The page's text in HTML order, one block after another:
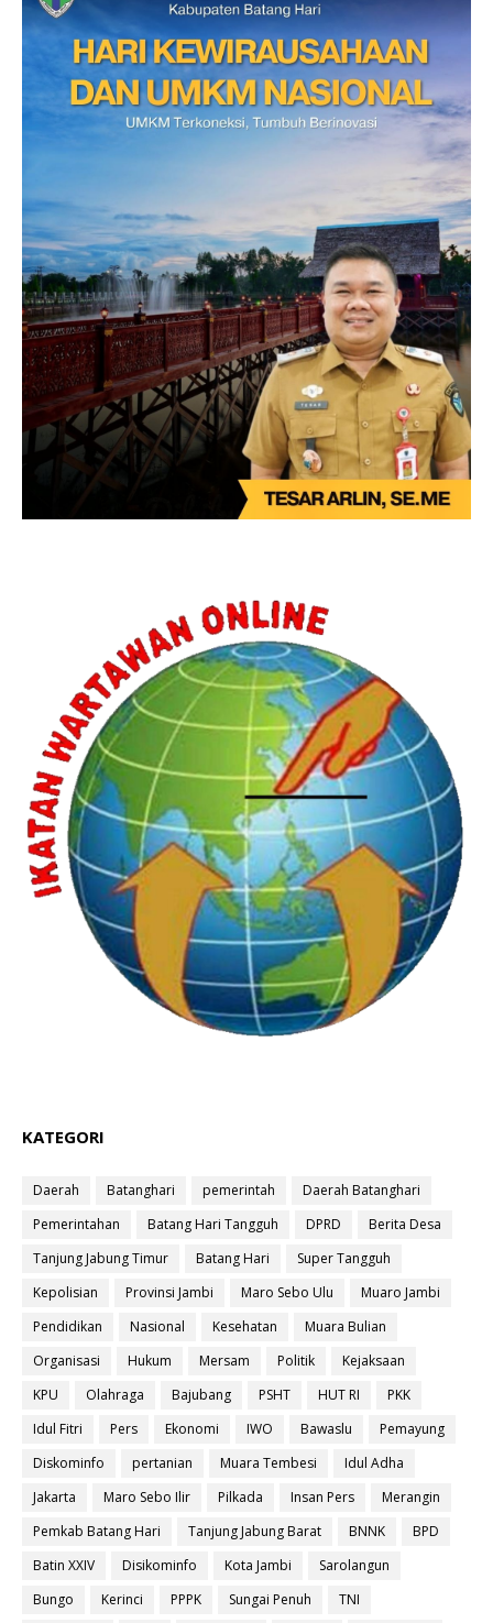
KATEGORI
Daerah Batanghari pemerintah
Daerah Batanghari
Pemerintahan
Batang Hari Tangguh DPRD
Berita Desa
Tanjung Jabung Timur
Batang Hari
Super Tangguh
Kepolisian
Provinsi Jambi Maro Sebo Ulu
Muaro Jambi
Pendidikan
Nasional Kesehatan
Muara Bulian
Organisasi
Hukum Mersam Politik
Kejaksaan
KPU
Olahraga Bajubang PSHT HUT RI
PKK
Idul Fitri
Pers Ekonomi IWO Bawaslu
Pemayung
Diskominfo
pertanian Muara Tembesi
Idul Adha
Jakarta
Maro Sebo Ilir Pilkada Insan Pers
Merangin
Pemkab Batang Hari
Tanjung Jabung Barat BNNK
BPD
Batin XXIV
Disikominfo Kota Jambi
Sarolangun
Bungo
Kerinci PPPK Sungai Penuh
TNI